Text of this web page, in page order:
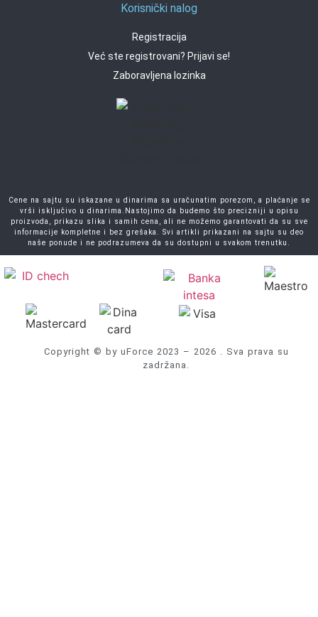
Korisnički nalog
Registracija
Već ste registrovani? Prijavi se!
Zaboravljena lozinka
Cene na sajtu su iskazane u dinarima sa uračunatim porezom, a plaćanje se
vrši isključivo u dinarima.Nastojimo da budemo što precizniji u opisu
proizvoda, prikazu slika i samih cena, ali ne možemo garantovati da su sve
informacije kompletne i bez grešaka. Svi artikli prikazani na sajtu su deo
naše ponude i ne podrazumeva da su dostupni u svakom trenutku.
Copyright © by uForce 2023 – 2026 . Sva prava su
zadržana.